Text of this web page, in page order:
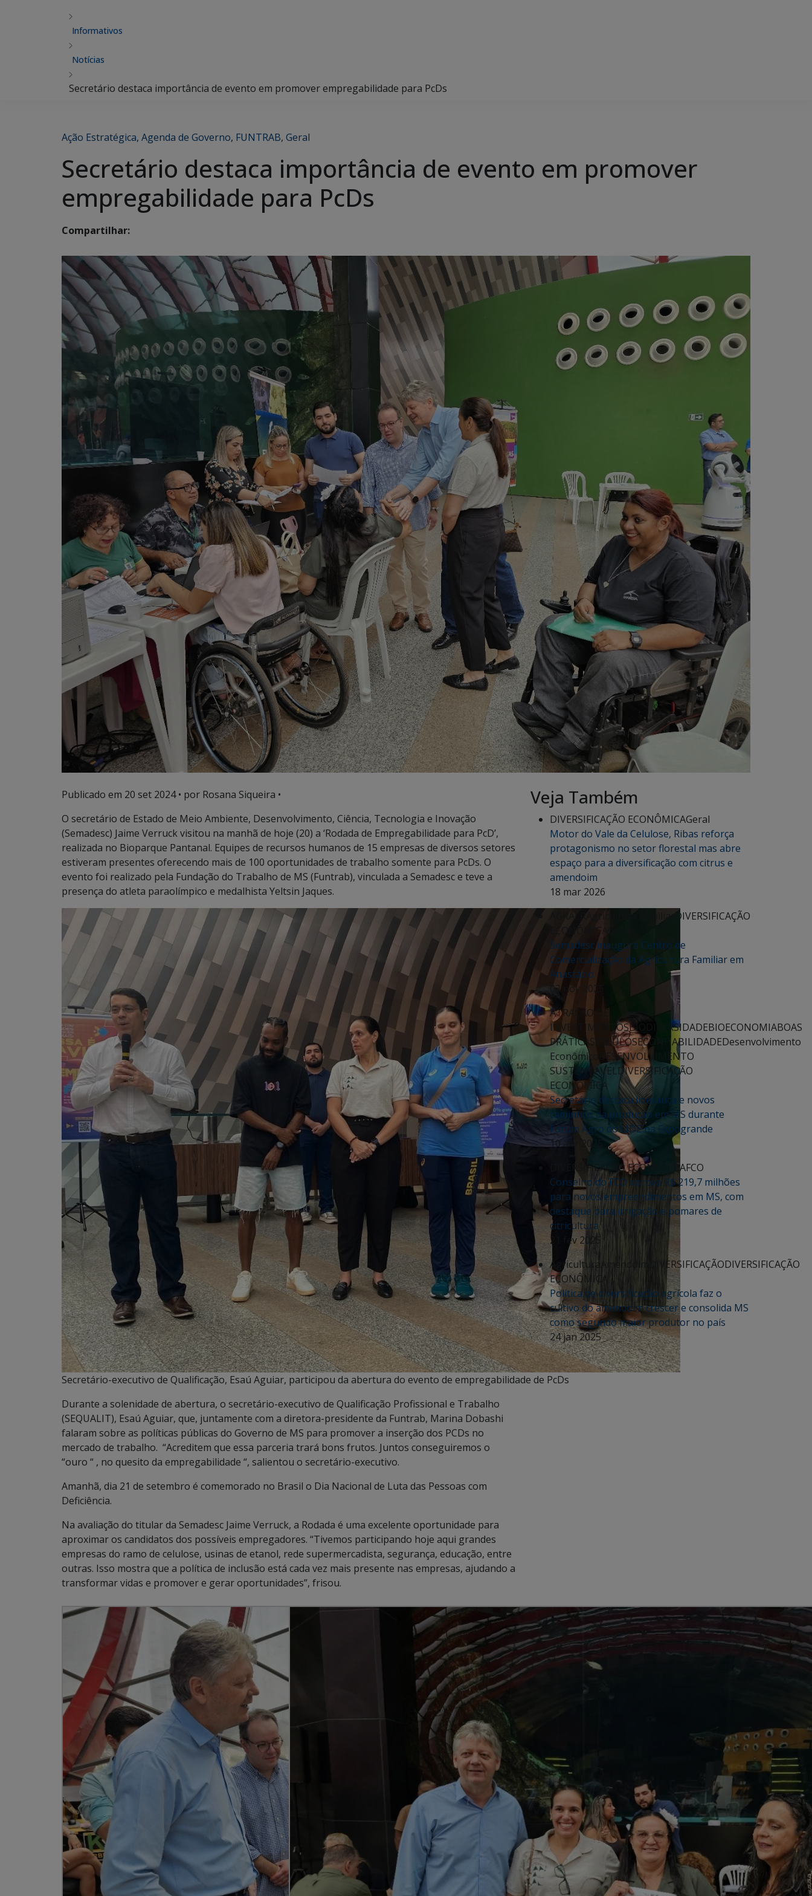
Informativos
Notícias
Secretário destaca importância de evento em promover empregabilidade para PcDs
Ação Estratégica, Agenda de Governo, FUNTRAB, Geral
Secretário destaca importância de evento em promover
empregabilidade para PcDs
Compartilhar:
Publicado em 20 set 2024• por Rosana Siqueira •
O secretário de Estado de Meio Ambiente, Desenvolvimento, Ciência, Tecnologia e Inovação
(Semadesc) Jaime Verruck visitou na manhã de hoje (20) a ‘Rodada de Empregabilidade para PcD’,
realizada no Bioparque Pantanal. Equipes de recursos humanos de 15 empresas de diversos setores
estiveram presentes oferecendo mais de 100 oportunidades de trabalho somente para PcDs. O
evento foi realizado pela Fundação do Trabalho de MS (Funtrab), vinculada a Semadesc e teve a
presença do atleta paraolímpico e medalhista Yeltsin Jaques.
Secretário-executivo de Qualificação, Esaú Aguiar, participou da abertura do evento de empregabilidade de PcDs
Durante a solenidade de abertura, o secretário-executivo de Qualificação Profissional e Trabalho
(SEQUALIT), Esaú Aguiar, que, juntamente com a diretora-presidente da Funtrab, Marina Dobashi
falaram sobre as políticas públicas do Governo de MS para promover a inserção dos PCDs no
mercado de trabalho. “Acreditem que essa parceria trará bons frutos. Juntos conseguiremos o
“ouro “ , no quesito da empregabilidade “, salientou o secretário-executivo.
Amanhã, dia 21 de setembro é comemorado no Brasil o Dia Nacional de Luta das Pessoas com
Deficiência.
Na avaliação do titular da Semadesc Jaime Verruck, a Rodada é uma excelente oportunidade para
aproximar os candidatos dos possíveis empregadores. “Tivemos participando hoje aqui grandes
empresas do ramo de celulose, usinas de etanol, rede supermercadista, segurança, educação, entre
outras. Isso mostra que a política de inclusão está cada vez mais presente nas empresas, ajudando a
transformar vidas e promover e gerar oportunidades”, frisou.
Veja Também
DIVERSIFICAÇÃO ECONÔMICAGeral
Motor do Vale da Celulose, Ribas reforça
protagonismo no setor florestal mas abre
espaço para a diversificação com citrus e
amendoim
18 mar 2026
Agricultura Familiar
DIVERSIFICAÇÃO
ECONÔMICA
Semadesc inaugura Centro de
Comercialização da Agricultura Familiar em
Anastácio
03 nov 2025
ATRAÇÃO DE
INVESTIMENTOSBIODIVERSIDADEBIOECONOMIABOAS
PRÁTICAS CELULOSECONFIABILIDADEDesenvolvimento
Econômico
DESENVOLVIMENTO
SUSTENTÁVELDIVERSIFICAÇÃO
ECONÔMICA
Secretário destaca liderança e novos
caminhos da produção em MS durante
Fórum Agro do LIDE na Expogrande
10 abr 2025
DIVERSIFICAÇÃO ECONÔMICAFCO
Conselho do FCO aprova R$ 219,7 milhões
para novos empreendimentos em MS, com
destaque para irrigação e pomares de
citricultura
21 fev 2025
AgriculturaAmendoim DIVERSIFICAÇÃODIVERSIFICAÇÃO
ECONÔMICA
Política de diversificação agrícola faz o
cultivo do amendoim crescer e consolida MS
como segundo maior produtor no país
24 jan 2025